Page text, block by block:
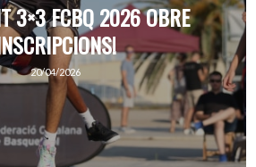
3×3 FCBQ 2026 OBRE
20/04/2026